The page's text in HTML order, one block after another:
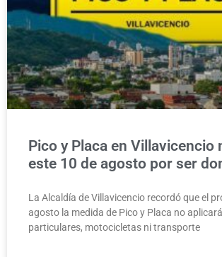
Pico y Placa en Villavicencio
este 10 de agosto por ser
La Alcaldía de Villavicencio recordó que el
agosto la medida de Pico y Placa no
particulares, motocicletas ni transporte